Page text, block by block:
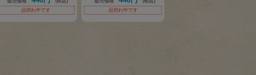
品切れ中です
品切れ中です